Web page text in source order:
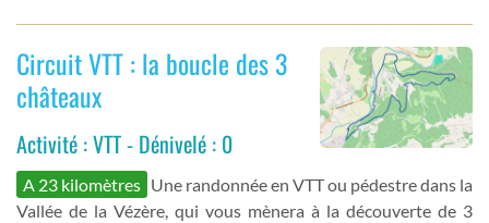
Circuit VTT : la boucle des 3
châteaux
Activité : VTT - Dénivelé : 0
A 23 kilomètres Une randonnée en VTT ou pédestre dans la
Vallée de la Vézère, qui vous mènera à la découverte de 3